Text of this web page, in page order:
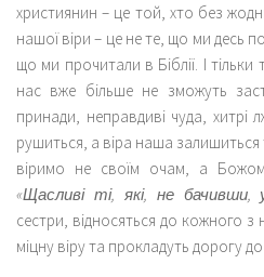
християнин – це той, хто без
нашої віри – це не те, що ми десь
що ми прочитали в Біблії. І
нас вже більше не зможуть
принади, неправдиві чуда, хитрі
рушиться, а віра наша
віримо не своїм очам, а
«Щасливі ті, які, не бачивши,
сестри, відносяться до кожного
міцну віру та прокладуть дорогу до